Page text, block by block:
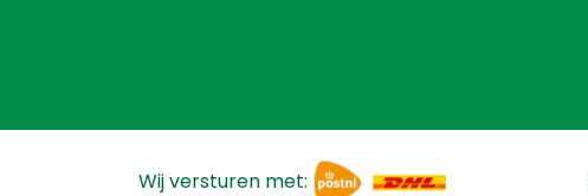
Wij versturen met: